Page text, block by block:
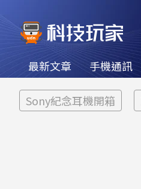
最新文章 手機通訊
Sony紀念耳機開箱